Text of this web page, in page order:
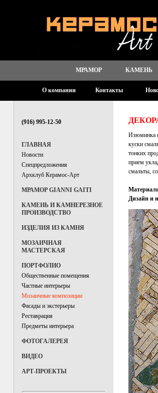
МРАМОР КАМЕНЬ
О компании Контакты
(916) 995-12-50
ГЛАВНАЯ
Новости
Спецпредложения
Архклуб Керамос-Арт
МРАМОР GIANNI GAITI
КАМЕНЬ И КАМНЕРЕЗНОЕ
ПРОИЗВОДСТВО
ИЗДЕЛИЯ ИЗ КАМНЯ
МОЗАИЧНАЯ
МАСТЕРСКАЯ
ПОРТФОЛИО
Общественные помещения
Частные интерьеры
Мозаичные композиции
Фасады и экстерьеры
Реставрация
Предметы интерьера
ФОТОГАЛЕРЕЯ
ВИДЕО
АРТ-ПРОЕКТЫ
Изюминка
куски
тонких
прием
смальты,
Дизайн и